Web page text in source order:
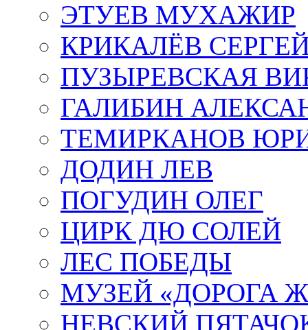
ЭТУЕВ МУХАЖИР
КРИКАЛЁВ
ПУЗЫРЕВСКАЯ
ГАЛИБИН
ТЕМИРКАНОВ
ДОДИН ЛЕВ
ПОГУДИН ОЛЕГ
ЦИРК ДЮ СОЛЕЙ
ЛЕС ПОБЕДЫ
МУЗЕЙ «ДОРОГА
НЕВСКИЙ